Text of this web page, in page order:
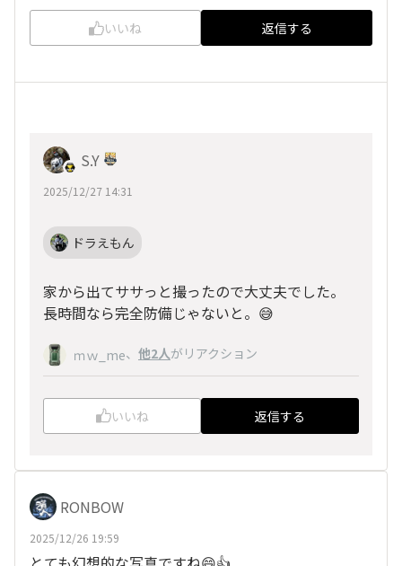
いいね 返信する
S.Y
2025/12/27 14:31
ドラえもん
家から出てササっと撮ったので大丈夫でした。
長時間なら完全防備じゃないと。😅
ｍｗ_me、 他2人がリアクション
いいね 返信する
RONBOW
2025/12/26 19:59